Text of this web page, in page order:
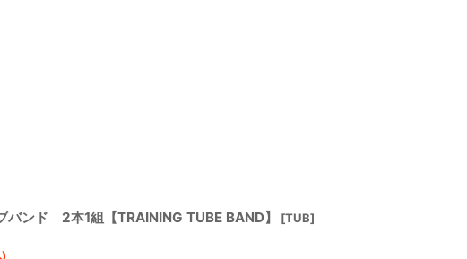
バンド 2本1組【TRAINING TUBE BAND】 [TUB]